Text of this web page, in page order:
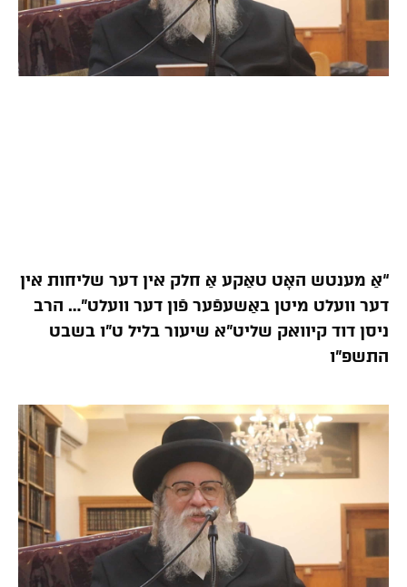
“אַ מענטש האָט טאַקע אַ חלק אין דער שליחות אין
דער וועלט מיטן באַשעפֿער פֿון דער וועלט”… הרב
ניסן דוד קיוואק שליט”א שיעור בליל ט”ו בשבט
התשפ”ו